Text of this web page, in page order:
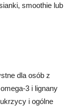
smoothie lub
dla osób z
3 i lignany
i ogólne